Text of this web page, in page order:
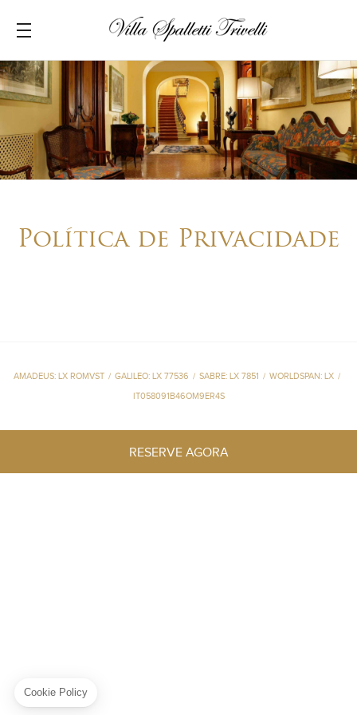
Política de Privacidade
AMADEUS: LX ROMVST / GALILEO: LX 77536 / SABRE: LX 7851 / WORLDSPAN: LX /
IT058091B46OM9ER4S
RESERVE AGORA